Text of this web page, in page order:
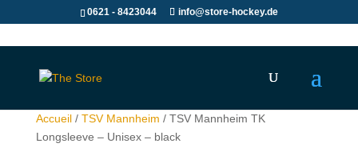
0621 - 8423044 info@store-hockey.de
Accueil/ TSV Mannheim / TSV Mannheim TK
Longsleeve – Unisex – black